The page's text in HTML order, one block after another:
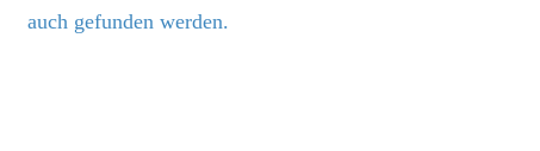
auch gefunden werden.